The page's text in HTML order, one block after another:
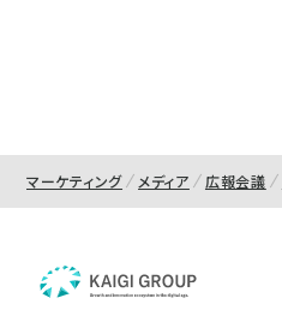
マーケティング メディア 広報会議